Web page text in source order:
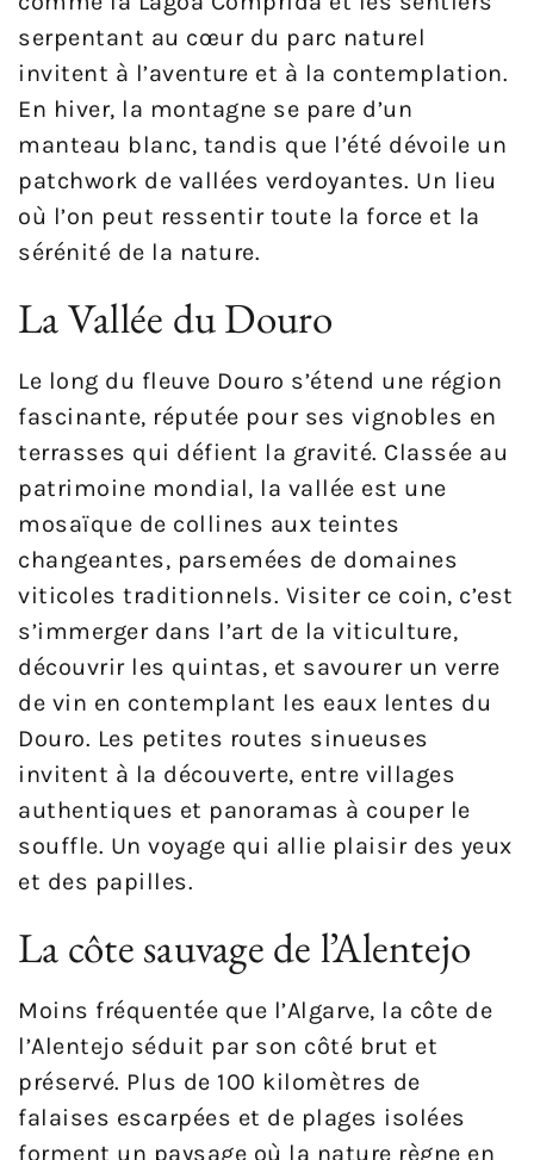
serpentant au cœur du parc naturel
invitent à l’aventure et à la contemplation.
En hiver, la montagne se pare d’un
manteau blanc, tandis que l’été dévoile un
patchwork de vallées verdoyantes. Un lieu
où l’on peut ressentir toute la force et la
sérénité de la nature.
La Vallée du Douro
Le long du fleuve Douro s’étend une région
fascinante, réputée pour ses vignobles en
terrasses qui défient la gravité. Classée au
patrimoine mondial, la vallée est une
mosaïque de collines aux teintes
changeantes, parsemées de domaines
viticoles traditionnels. Visiter ce coin, c’est
s’immerger dans l’art de la viticulture,
découvrir les quintas, et savourer un verre
de vin en contemplant les eaux lentes du
Douro. Les petites routes sinueuses
invitent à la découverte, entre villages
authentiques et panoramas à couper le
souffle. Un voyage qui allie plaisir des yeux
et des papilles.
La côte sauvage de l’Alentejo
Moins fréquentée que l’Algarve, la côte de
l’Alentejo séduit par son côté brut et
préservé. Plus de 100 kilomètres de
falaises escarpées et de plages isolées
forment un paysage où la nature règne en